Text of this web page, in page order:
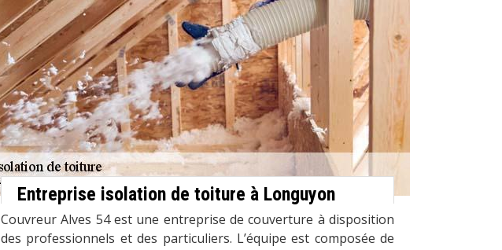
Entreprise isolation de toiture à Longuyon
Couvreur Alves 54 est une entreprise de couverture à disposition
des professionnels et des particuliers. L’équipe est composée de